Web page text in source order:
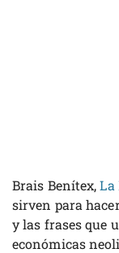
Brais Benítex,La
sirven para
y las frases que
económicas